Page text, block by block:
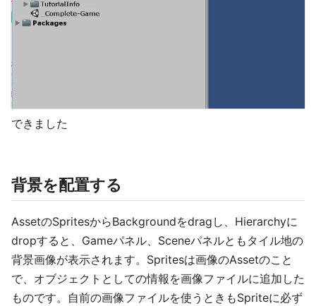
できました
背景を配置する
AssetのSpritesからBackgroundをdragし、Hierarchyに
dropすると、Gameパネル、Sceneパネルともタイル地の
背景画像が表示されます。Spritesは画像のAssetのこと
で、オブジェクトとしての情報を画像ファイルに追加した
ものです。自前の画像ファイルを使うときもSpriteに必ず